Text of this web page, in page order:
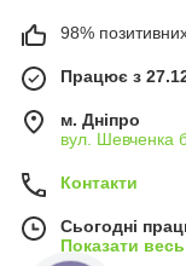
98% позитивних
Працює з
м. Дніпро
вул. Шевченка
Контакти
Сьогодні
Показати